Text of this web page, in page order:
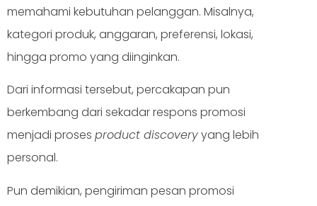
memahami kebutuhan pelanggan. Misalnya,
kategori produk, anggaran, preferensi, lokasi,
hingga promo yang diinginkan.
Dari informasi tersebut, percakapan pun
berkembang dari sekadar respons promosi
menjadi proses product discoveryyang lebih
personal.
Pun demikian, pengiriman pesan promosi